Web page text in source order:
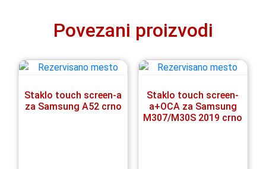
Povezani proizvodi
Staklo touch screen-a
za Samsung A52 crno
Staklo touch screen-
a+OCA za Samsung
M307/M30S 2019 crno